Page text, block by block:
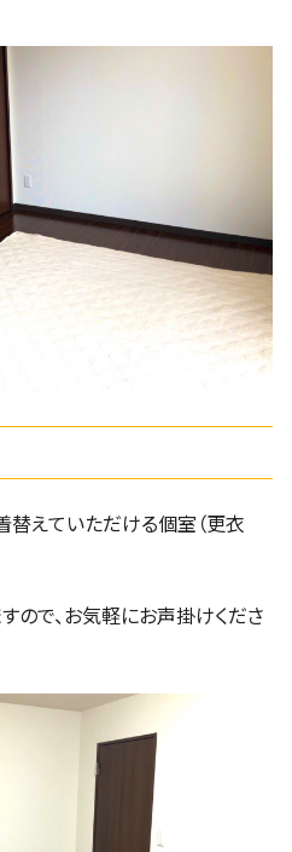
えていただける個室（更衣
ので、お気軽にお声掛けくださ